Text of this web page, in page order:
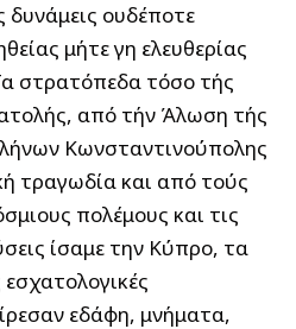
ουδέποτε
μήτε γη ελευθερίας
στρατόπεδα τόσο τής
από τήν Άλωση τής
Κωνσταντινούπολης
τραγωδία και από τούς
πολέμους και τις
ίσαμε την Κύπρο, τα
εσχατολογικές
εδάφη, μνήματα,